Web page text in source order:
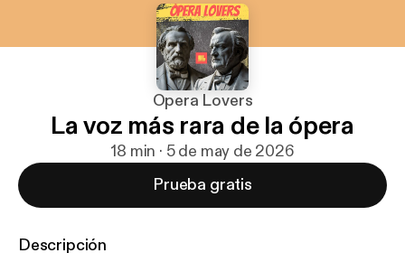
Opera Lovers
La voz más rara de la ópera
18 min · 5 de may de 2026
Prueba gratis
Descripción